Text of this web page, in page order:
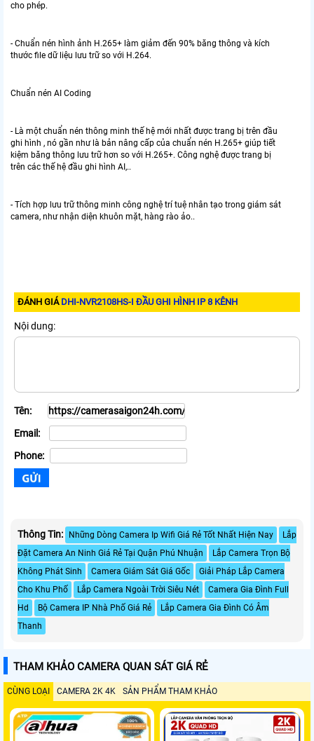
cho phép.
- Chuẩn nén hình ảnh H.265+ làm giảm đến 90% băng thông và kích
thước file dữ liệu lưu trữ so với H.264.
Chuẩn nén AI Coding
- Là một chuẩn nén thông minh thế hệ mới nhất được trang bị trên đầu
ghi hình , nó gần như là bản nâng cấp của chuẩn nén H.265+ giúp tiết
kiệm băng thông lưu trữ hơn so với H.265+. Công nghệ được trang bị
trên các thế hệ đầu ghi hình AI,..
- Tích hợp lưu trữ thông minh công nghệ trí tuệ nhân tạo trong giám sát
camera, như nhận diện khuôn mặt, hàng rào ảo..
ĐÁNH GIÁ DHI-NVR2108HS-I ĐẦU GHI HÌNH IP 8 KÊNH
Nội dung:
Tên:
Email:
Phone:
Thông Tin: Những Dòng Camera Ip Wifi Giá Rẻ Tốt Nhất Hiện Nay
Lắp
Đặt Camera An Ninh Giá Rẻ Tại Quận Phú Nhuận
Lắp Camera Trọn Bộ
Không Phát Sinh
Camera Giám Sát Giá Gốc
Giải Pháp Lắp Camera
Cho Khu Phố
Lắp Camera Ngoài Trời Siêu Nét
Camera Gia Đình Full
Hd
Bộ Camera IP Nhà Phố Giá Rẻ
Lắp Camera Gia Đình Có Âm
Thanh
THAM KHẢO CAMERA QUAN SÁT GIÁ RẺ
CÙNG LOẠI CAMERA 2K 4K SẢN PHẨM THAM KHẢO